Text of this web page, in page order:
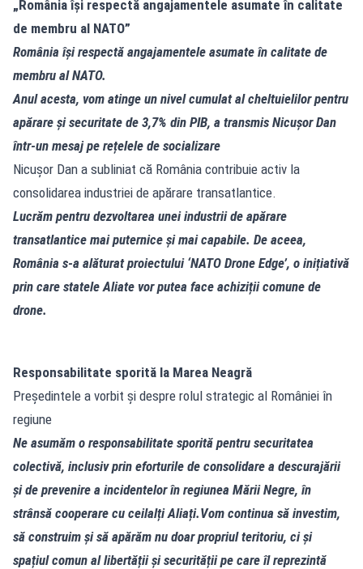
„România își respectă angajamentele asumate în calitate
de membru al NATO”
România își respectă angajamentele asumate în calitate de
membru al NATO.
Anul acesta, vom atinge un nivel cumulat al cheltuielilor pentru
apărare și securitate de 3,7% din PIB, a transmis Nicușor Dan
într-un mesaj pe rețelele de socializare
Nicușor Dan a subliniat că România contribuie activ la
consolidarea industriei de apărare transatlantice.
Lucrăm pentru dezvoltarea unei industrii de apărare
transatlantice mai puternice și mai capabile. De aceea,
România s-a alăturat proiectului ‘NATO Drone Edge’, o inițiativă
prin care statele Aliate vor putea face achiziții comune de
drone.
Responsabilitate sporită la Marea Neagră
Președintele a vorbit și despre rolul strategic al României în
regiune
Ne asumăm o responsabilitate sporită pentru securitatea
colectivă, inclusiv prin eforturile de consolidare a descurajării
și de prevenire a incidentelor în regiunea Mării Negre, în
strânsă cooperare cu ceilalți Aliați.Vom continua să investim,
să construim și să apărăm nu doar propriul teritoriu, ci și
spațiul comun al libertății și securității pe care îl reprezintă